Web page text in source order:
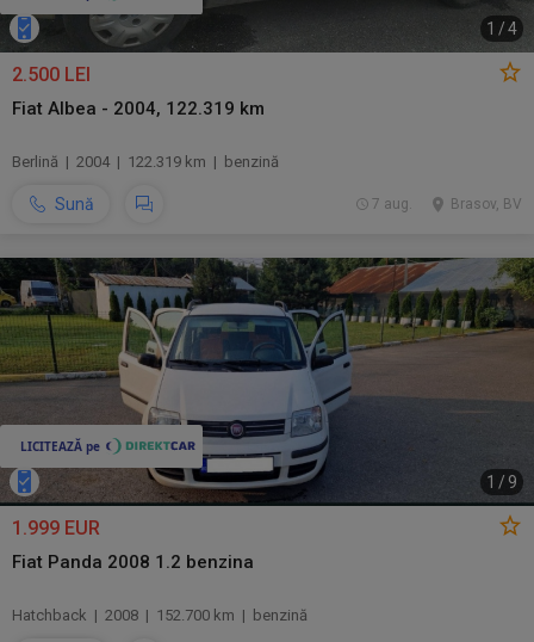
1 /4
2.500 LEI
Fiat Albea - 2004, 122.319 km
Berlină | 2004 | 122.319 km | benzină
Sună Brasov, BV
7 aug.
1 / 9
1.999 EUR
Fiat Panda 2008 1.2 benzina
Hatchback | 2008 | 152.700 km | benzină